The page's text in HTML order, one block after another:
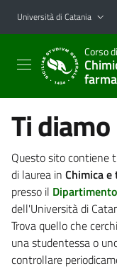
Vai al contenuto
Vai al menu di
Università di Catania
Corso
Ti
Questo sito contiene
di laurea in Chimica
presso il
dell'Università di
Trova quello che
una studentessa o
controllare